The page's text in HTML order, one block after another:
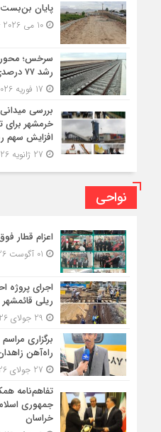
پایان بن‌بست 11 ساله پل راه‌آهن
10 می 2026 - 20:17
سرخس؛ محور
رشد ۷۷ درصدی صادرات ریلی
بررسی
خرمشهر برای
افزایش سهم
نواحی
اعزام قطار
اجرای پروژه
ریلی قائمشهر
برگزاری
راه‌آهن
تفاهم‌نامه
جمهوری
خراسان